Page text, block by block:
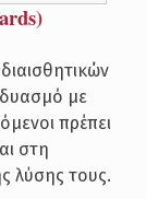
με
πρέπει
στη
λύσης τους.